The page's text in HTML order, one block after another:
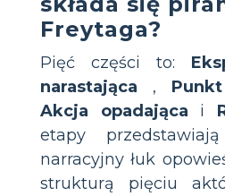
Freytaga?
Pięć części to:
narastająca ,
Akcja opadająca i
etapy
narracyjny łuk
strukturą pięciu